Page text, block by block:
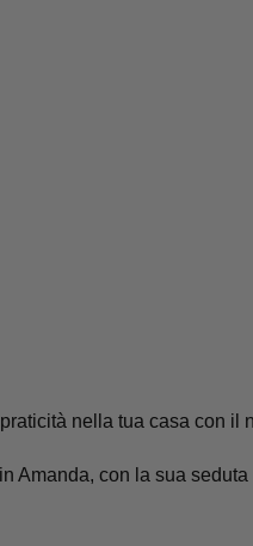
nella tua casa con
Amanda, con la sua